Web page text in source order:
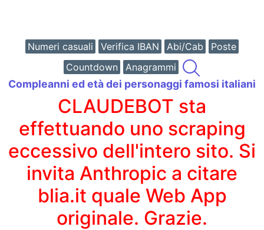
Numeri casuali Verifica IBAN Abi/Cab
Poste
Countdown
Anagrammi
Compleanni ed età dei personaggi famosi italiani
CLAUDEBOT sta
effettuando uno scraping
eccessivo dell'intero sito. Si
invita Anthropic a citare
blia.it quale Web App
originale. Grazie.